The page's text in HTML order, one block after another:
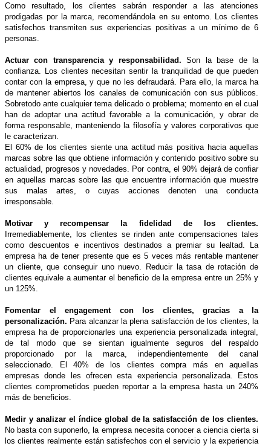
Como resultado, los clientes sabrán responder a las atenciones
prodigadas por la marca, recomendándola en su entorno. Los clientes
satisfechos transmiten sus experiencias positivas a un mínimo de 6
personas.
Actuar con transparencia y responsabilidad. Son la base de la
confianza. Los clientes necesitan sentir la tranquilidad de que pueden
contar con la empresa, y que no les defraudará. Para ello, la marca ha
de mantener abiertos los canales de comunicación con sus públicos.
Sobretodo ante cualquier tema delicado o problema; momento en el cual
han de adoptar una actitud favorable a la comunicación, y obrar de
forma responsable, manteniendo la filosofía y valores corporativos que
le caracterizan.
El 60% de los clientes siente una actitud más positiva hacia aquellas
marcas sobre las que obtiene información y contenido positivo sobre su
actualidad, progresos y novedades. Por contra, el 90% dejará de confiar
en aquellas marcas sobre las que encuentre información que muestre
sus malas artes, o cuyas acciones denoten una conducta
irresponsable.
Motivar y recompensar la fidelidad de los clientes.
Irremediablemente, los clientes se rinden ante compensaciones tales
como descuentos e incentivos destinados a premiar su lealtad. La
empresa ha de tener presente que es 5 veces más rentable mantener
un cliente, que conseguir uno nuevo. Reducir la tasa de rotación de
clientes equivale a aumentar el beneficio de la empresa entre un 25% y
un 125%.
Fomentar el engagement con los clientes, gracias a la
personalización. Para alcanzar la plena satisfacción de los clientes, la
empresa ha de proporcionarles una experiencia personalizada integral,
de tal modo que se sientan igualmente seguros del respaldo
proporcionado por la marca, independientemente del canal
seleccionado. El 40% de los clientes compra más en aquellas
empresas donde les ofrecen esta experiencia personalizada. Estos
clientes comprometidos pueden reportar a la empresa hasta un 240%
más de beneficios.
Medir y analizar el índice global de la satisfacción de los clientes.
No basta con suponerlo, la empresa necesita conocer a ciencia cierta si
los clientes realmente están satisfechos con el servicio y la experiencia